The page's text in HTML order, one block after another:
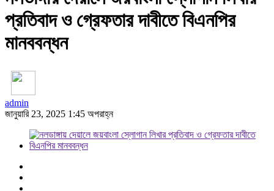
প্রতিবাদ ও গ্রেফতার দাবীতে বিএনপির
মানববন্ধন
admin
জানুয়ারি 23, 2025 1:45 অপরাহ্ন